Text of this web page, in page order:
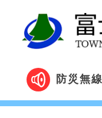
防災無線